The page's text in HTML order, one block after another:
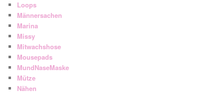
Loops
Männersachen
Marina
Missy
Mitwachshose
Mousepads
MundNaseMaske
Mütze
Nähen